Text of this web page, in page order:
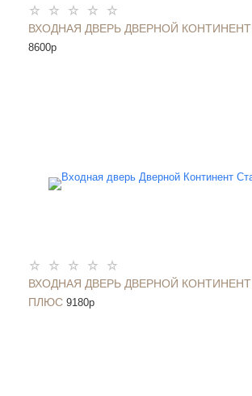
ВХОДНАЯ ДВЕРЬ ДВЕРНОЙ
8600p
ВХОДНАЯ ДВЕРЬ ДВЕРНОЙ
ПЛЮС 9180p